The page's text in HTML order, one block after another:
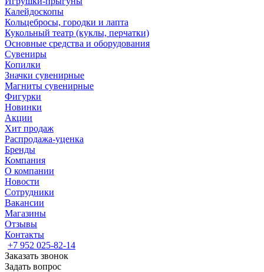
Калейдоскопы
Кольцебросы, городки и лапта
Кукольный театр (куклы, перчатки)
Основные средства и оборудования
Сувениры
Копилки
Значки сувенирные
Магниты сувенирные
Фигурки
Новинки
Акции
Хит продаж
Распродажа-уценка
Бренды
Компания
О компании
Новости
Сотрудники
Вакансии
Магазины
Отзывы
Контакты
+7 952 025-82-14
Заказать звонок
Задать вопрос